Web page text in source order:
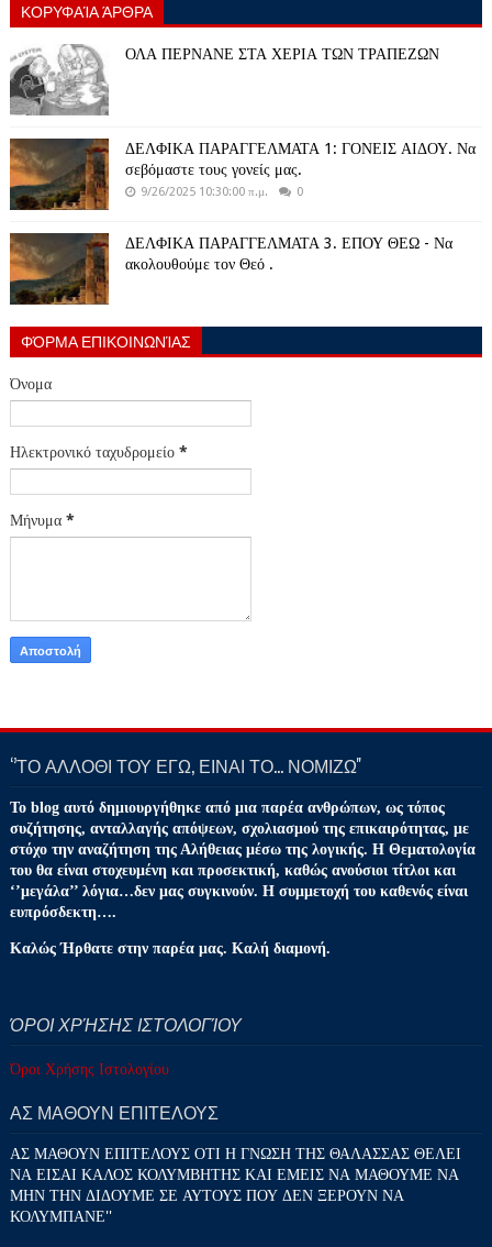
ΚΟΡΥΦΑΊΑ ΆΡΘΡΑ
ΟΛΑ ΠΕΡΝΑΝΕ ΣΤΑ ΧΕΡΙΑ ΤΩΝ ΤΡΑΠΕΖΩΝ
ΔΕΛΦΙΚΑ ΠΑΡΑΓΓΕΛΜΑΤΑ 1: ΓΟΝΕΙΣ ΑΙΔΟΥ. Να
σεβόμαστε τους γονείς μας.
9/26/2025 10:30:00 π.μ. 0
ΔΕΛΦΙΚΑ ΠΑΡΑΓΓΕΛΜΑΤΑ 3. ΕΠΟΥ ΘΕΩ - Να
ακολουθούμε τον Θεό .
ΦΌΡΜΑ ΕΠΙΚΟΙΝΩΝΊΑΣ
Όνομα
Ηλεκτρονικό ταχυδρομείο *
Μήνυμα *
‘’ΤΟ ΑΛΛΟΘΙ ΤΟΥ ΕΓΩ, ΕΙΝΑΙ ΤΟ… ΝΟΜΙΖΩ''
Το blog αυτό δημιουργήθηκε από μια παρέα ανθρώπων, ως τόπος
συζήτησης, ανταλλαγής απόψεων, σχολιασμού της επικαιρότητας, με
στόχο την αναζήτηση της Αλήθειας μέσω της λογικής. Η Θεματολογία
του θα είναι στοχευμένη και προσεκτική, καθώς ανούσιοι τίτλοι και
‘’μεγάλα’’ λόγια…δεν μας συγκινούν. Η συμμετοχή του καθενός είναι
ευπρόσδεκτη….
Καλώς Ήρθατε στην παρέα μας. Καλή διαμονή.
ΌΡΟΙ ΧΡΉΣΗΣ ΙΣΤΟΛΟΓΊΟΥ
Όροι Χρήσης Ιστολογίου
ΑΣ ΜΑΘΟΥΝ ΕΠΙΤΕΛΟΥΣ
ΑΣ ΜΑΘΟΥΝ ΕΠΙΤΕΛΟΥΣ ΟΤΙ Η ΓΝΩΣΗ ΤΗΣ ΘΑΛΑΣΣΑΣ ΘΕΛΕΙ
ΝΑ ΕΙΣΑΙ ΚΑΛΟΣ ΚΟΛΥΜΒΗΤΗΣ ΚΑΙ ΕΜΕΙΣ ΝΑ ΜΑΘΟΥΜΕ ΝΑ
ΜΗΝ ΤΗΝ ΔΙΔΟΥΜΕ ΣΕ ΑΥΤΟΥΣ ΠΟΥ ΔΕΝ ΞΕΡΟΥΝ ΝΑ
ΚΟΛΥΜΠΑΝΕ''